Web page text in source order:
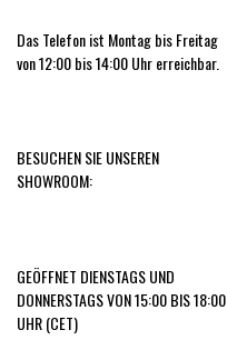
Das Telefon ist Montag bis Freitag
von 12:00 bis 14:00 Uhr erreichbar.
BESUCHEN SIE UNSEREN
SHOWROOM:
GEÖFFNET DIENSTAGS UND
DONNERSTAGS VON 15:00 BIS 18:00
UHR (CET)